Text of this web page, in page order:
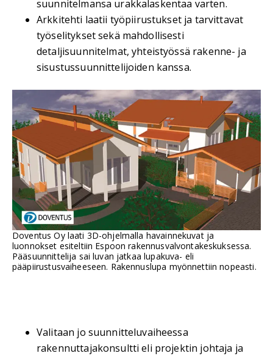
suunnitelmansa urakkalaskentaa varten.
Arkkitehti laatii työpiirustukset ja tarvittavat
työselitykset sekä mahdollisesti
detaljisuunnitelmat, yhteistyössä rakenne- ja
sisustussuunnittelijoiden kanssa.
Doventus Oy laati 3D-ohjelmalla havainnekuvat ja
luonnokset esiteltiin Espoon rakennusvalvontakeskuksessa.
Pääsuunnittelija sai luvan jatkaa lupakuva- eli
pääpiirustusvaiheeseen. Rakennuslupa myönnettiin nopeasti.
Valitaan jo suunnitteluvaiheessa
rakennuttajakonsultti eli projektin johtaja ja